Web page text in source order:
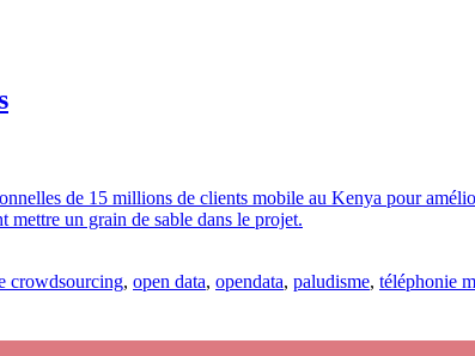
de 15 millions de clients mobile au Kenya pour
mettre un grain de sable dans le projet.
crowdsourcing, open data, opendata, paludisme, téléphonie